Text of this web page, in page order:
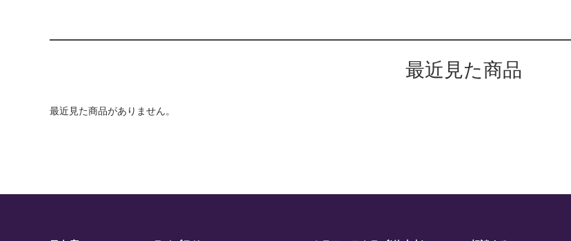
最近見た商品
最近見た商品がありません。